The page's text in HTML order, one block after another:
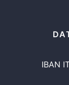
IBAN